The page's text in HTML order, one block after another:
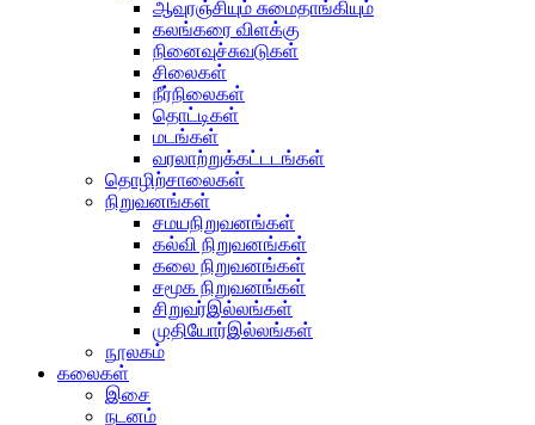
ஆவுரஞ்சியும் சுமைதாங்கியும்
கலங்கரை விளக்கு
நினைவுச்சுவடுகள்
சிலைகள்
நீர்நிலைகள்
தொட்டிகள்
மடங்கள்
வரலாற்றுக்கட்டடங்கள்
தொழிற்சாலைகள்
நிறுவனங்கள்
சமயநிறுவனங்கள்
கல்வி நிறுவனங்கள்
கலை நிறுவனங்கள்
சமூக நிறுவனங்கள்
சிறுவர்இல்லங்கள்
முதியோர்இல்லங்கள்
நூலகம்
கலைகள்
இசை
நடனம்